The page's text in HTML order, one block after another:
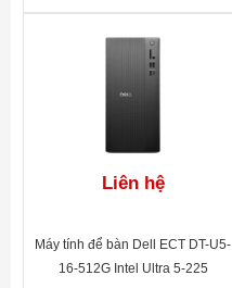
Liên hệ
Máy tính để bàn Dell ECT DT-U5-
16-512G Intel Ultra 5-225